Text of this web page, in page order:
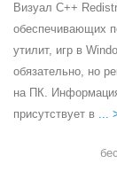
Визуал С++
обеспечивающих
утилит, игр в
обязательно, но
на ПК.
присутствует в ...